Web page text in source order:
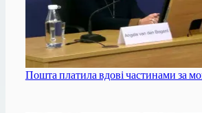
Пошта платила вдові частинами за